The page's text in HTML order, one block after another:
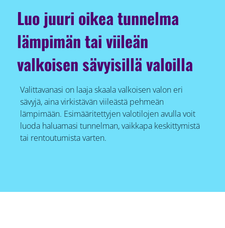
Luo juuri oikea tunnelma
lämpimän tai viileän
valkoisen sävyisillä valoilla
Valittavanasi on laaja skaala valkoisen valon eri
sävyjä, aina virkistävän viileästä pehmeän
lämpimään. Esimääritettyjen valotilojen avulla voit
luoda haluamasi tunnelman, vaikkapa keskittymistä
tai rentoutumista varten.